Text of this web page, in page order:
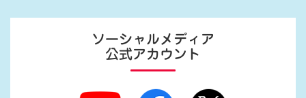
ソーシャルメディア
公式アカウント